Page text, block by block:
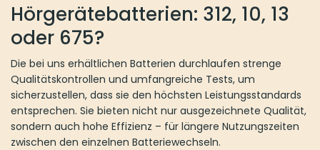
Hörgerätebatterien: 312, 10, 13
oder 675?
Die bei uns erhältlichen Batterien durchlaufen strenge
Qualitätskontrollen und umfangreiche Tests, um
sicherzustellen, dass sie den höchsten Leistungsstandards
entsprechen. Sie bieten nicht nur ausgezeichnete Qualität,
sondern auch hohe Effizienz – für längere Nutzungszeiten
zwischen den einzelnen Batteriewechseln.